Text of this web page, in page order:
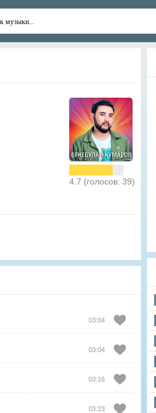
4.7 (голосов: 39)
03:04
03:04
03:16
03:23